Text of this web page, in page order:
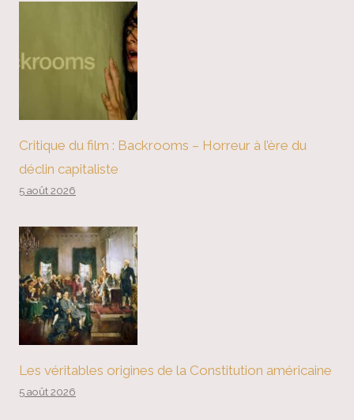
Critique du film : Backrooms – Horreur à l’ère du
déclin capitaliste
5 août 2026
Les véritables origines de la Constitution américaine
5 août 2026